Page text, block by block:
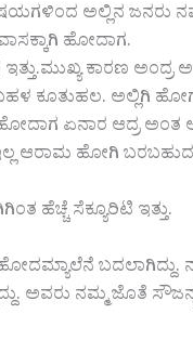
ಅಲ್ಲಿನ ಜನರು
ಹೋದಾಗ.
ಕಾರಣ ಅಂದ್ರ
ಕೂತುಹಲ. ಅಲ್ಲಿಗಿ
ಏನಾರ ಆದ್ರ
ಆರಾಮ ಹೋಗಿ
ಹೆಚ್ಚೆ ಸೆಕ್ಯೂರಿಟಿ ಇತ್ತು.
ಬದಲಾಗಿದ್ದು.
ಅವರು ನಮ್ಮ ಜೊತೆ